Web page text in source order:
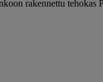
rakennettu